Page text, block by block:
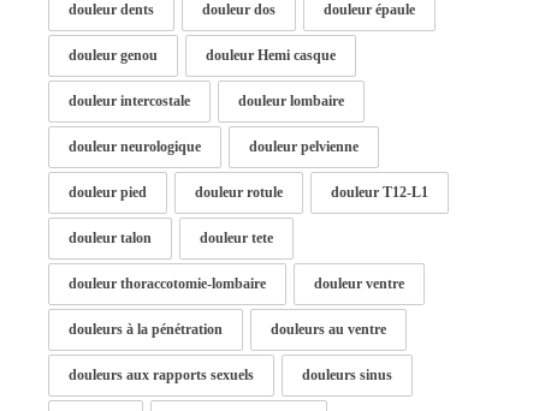
douleur dents douleur dos douleur épaule
douleur genou douleur Hemi casque
douleur intercostale douleur lombaire
douleur neurologique douleur pelvienne
douleur pied douleur rotule douleur T12-L1
douleur talon douleur tete
douleur thoraccotomie-lombaire douleur ventre
douleurs à la pénétration douleurs au ventre
douleurs aux rapports sexuels douleurs sinus